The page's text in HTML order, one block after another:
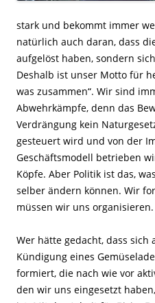
stark und bekommt immer
natürlich auch daran, dass
aufgelöst haben, sondern
Deshalb ist unser Motto für
was zusammen“. Wir sind
Abwehrkämpfe, denn das
Verdrängung kein
gesteuert wird und von der
Geschäftsmodell betrieben
Köpfe. Aber Politik ist das,
selber ändern können. Wir
müssen wir uns
Wer hätte gedacht, dass sich
Kündigung eines
formiert, die nach wie vor
den wir uns eingesetzt